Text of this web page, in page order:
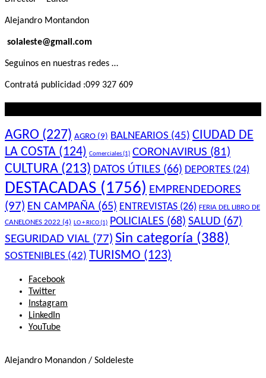
Alejandro Montandon
solaleste@gmail.com
Seguinos en nuestras redes …
Contratá publicidad :099 327 609
AGRO (227) AGRO (9) BALNEARIOS (45) CIUDAD DE
LA COSTA (124) Comerciales(1) CORONAVIRUS (81)
CULTURA (213) DATOS ÚTILES (66) DEPORTES (24)
DESTACADAS (1756) EMPRENDEDORES
(97) EN CAMPAÑA (65) ENTREVISTAS (26) FERIA DEL LIBRO DE
CANELONES 2022 (4) LO + RICO(1) POLICIALES (68) SALUD (67)
SEGURIDAD VIAL (77) Sin categoría (388)
SOSTENIBLES (42) TURISMO (123)
Facebook
Twitter
Instagram
LinkedIn
YouTube
Alejandro Monandon / Soldeleste